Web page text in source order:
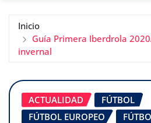
Inicio
Guía Primera Iberdrola
invernal
ACTUALIDAD
FÚTBOL
FÚTBOL EUROPEO